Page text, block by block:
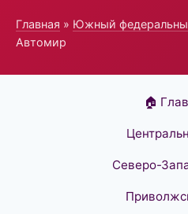
Главная » Южный
Автомир
🏠
Северо-